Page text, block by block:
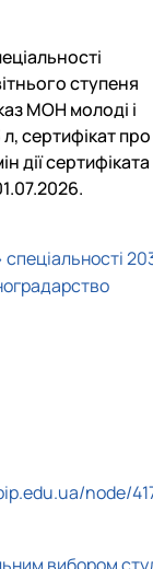
ступеня
МОН молоді і
сертифікат про
дії сертифіката
node/
вибором